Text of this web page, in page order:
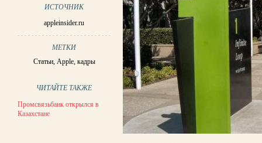
ИСТОЧНИК
appleinsider.ru
МЕТКИ
Статьи, Apple, кадры
ЧИТАЙТЕ ТАКЖЕ
Промсвязьбанк открылся в
Казахстане